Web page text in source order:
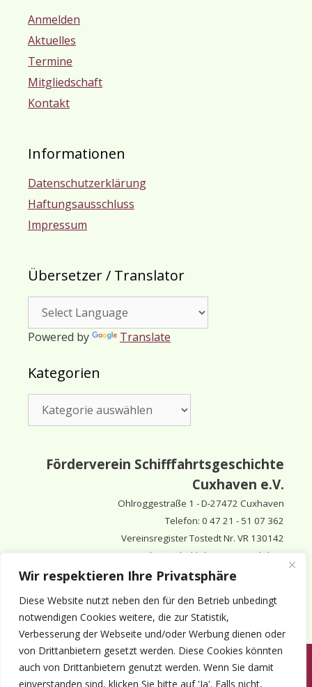
Wir respektieren Ihre Privatsphäre
Diese Website nutzt neben den für den Betrieb unbedingt
notwendigen Cookies weitere, die zur Statistik,
Verbesserung der Webseite und/oder Werbung dienen oder
von Drittanbietern gesetzt werden. Diese Cookies könnten
auch von Drittanbietern genutzt werden. Wenn Sie damit
einverstanden sind, klicken Sie bitte auf 'Ja'. Falls nicht,
Anmelden
Aktuelles
Termine
Mitgliedschaft
Kontakt
Informationen
Datenschutzerklärung
Haftungsausschluss
Impressum
Übersetzer / Translator
Powered by Translate
Kategorien
Förderverein Schifffahrtsgeschichte
Cuxhaven e.V.
Ohlroggestraße 1 - D-27472 Cuxhaven
Telefon: 0 47 21 - 51 07 362
Vereinsregister Tostedt Nr. VR 130142
Vorsitzender & inhaltlich Verantwortlicher:
Horst Huthsfeldt
Stellv. Vorsitzender: Eberhard Hewicker
Anmelden Aktuelles Termine Mitgliedschaft
Kontakt